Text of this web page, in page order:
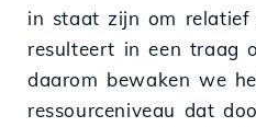
in staat zijn om
resulteert in een traag
daarom bewaken we
ressourceniveau dat